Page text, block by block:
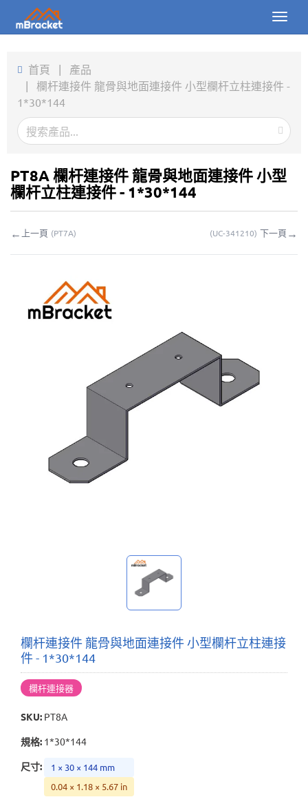
Toggle
產品
新聞
關於我們
下載
線上詢價
我的詢價
首頁 | 產品
| 欄杆連接件 龍骨與地面連接件 小型欄杆立柱連接件 -
1*30*144
PT8A 欄杆連接件 龍骨與地面連接件 小型
欄杆立柱連接件 - 1*30*144
← 上一頁 (PT7A) (UC-341210) 下一頁 →
欄杆連接件 龍骨與地面連接件 小型欄杆立柱連接
件 - 1*30*144
欄杆連接器
SKU: PT8A
規格: 1*30*144
尺寸:
1 × 30 × 144 mm
0.04 × 1.18 × 5.67 in